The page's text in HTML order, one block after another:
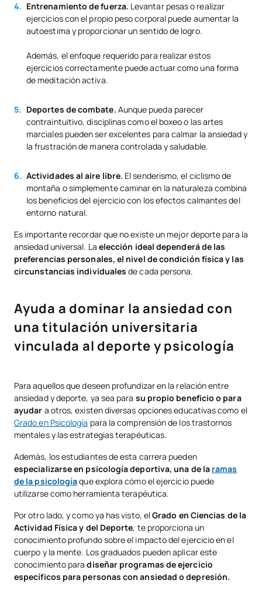
Entrenamiento de fuerza. Levantar pesas o realizar
ejercicios con el propio peso corporal puede aumentar la
autoestima y proporcionar un sentido de logro.
Además, el enfoque requerido para realizar estos
ejercicios correctamente puede actuar como una forma
de meditación activa.
Deportes de combate. Aunque pueda parecer
contraintuitivo, disciplinas como el boxeo o las artes
marciales pueden ser excelentes para calmar la ansiedad y
la frustración de manera controlada y saludable.
Actividades al aire libre. El senderismo, el ciclismo de
montaña o simplemente caminar en la naturaleza combina
los beneficios del ejercicio con los efectos calmantes del
entorno natural.
Es importante recordar que no existe un mejor deporte para la
ansiedad universal. La elección ideal dependerá de las
preferencias personales, el nivel de condición física y las
circunstancias individuales de cada persona.
Ayuda a dominar la ansiedad con
una titulación universitaria
vinculada al deporte y psicología
Para aquellos que deseen profundizar en la relación entre
ansiedad y deporte, ya sea para su propio beneficio o para
ayudar a otros, existen diversas opciones educativas como el
Grado en Psicología para la comprensión de los trastornos
mentales y las estrategias terapéuticas.
Además, los estudiantes de esta carrera pueden
especializarse en psicología deportiva, una de la ramas
de la psicologíaque explora cómo el ejercicio puede
utilizarse como herramienta terapéutica.
Por otro lado, y como ya has visto, elGrado en Ciencias de la
Actividad Física y del Deporte, te proporciona un
conocimiento profundo sobre el impacto del ejercicio en el
cuerpo y la mente. Los graduados pueden aplicar este
conocimiento paradiseñar programas de ejercicio
específicos para personas con ansiedad o depresión.